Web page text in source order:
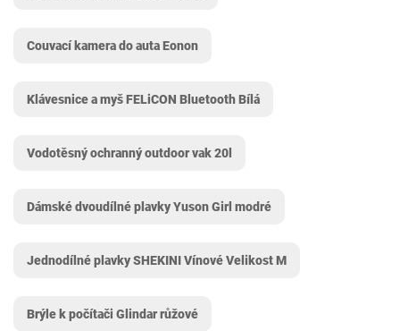
Couvací kamera do auta Eonon
Klávesnice a myš FELiCON Bluetooth Bílá
Vodotěsný ochranný outdoor vak 20l
Dámské dvoudílné plavky Yuson Girl modré
Jednodílné plavky SHEKINI Vínové Velikost M
Brýle k počítači Glindar růžové